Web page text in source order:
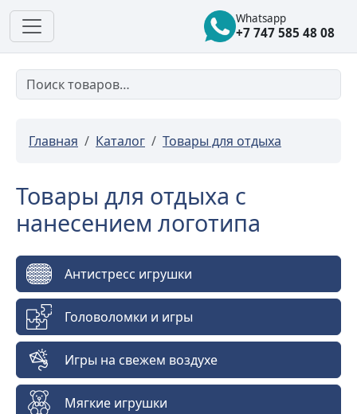
Whatsapp
+7 747 585 48 08
Главная Каталог Товары для отдыха
Товары для отдыха с
нанесением логотипа
Антистресс игрушки
Головоломки и игры
Игры на свежем воздухе
Мягкие игрушки